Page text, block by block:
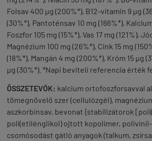
Folsav 400 µg (200%*), B12-vitamin 9 µg
(30%*), Pantoténsav 10 mg (166%*),
Foszfor 105 mg (15%*), Vas 17 mg (121%),
Magnézium 100 mg (26%*), Cink 15 mg
(18%*), Mangán 4 mg (200%*), Króm 15 µg
µg (30%*). *Napi beviteli referencia érték
ÖSSZETEVŐK: kalcium ortofoszforsavval
tömegnövelő szer (cellulózgél),
aszkorbinsav, bevonat {stabilizátorok
poli(etilénglikol) ojtott kopolimer,
csomósodást gátló anyagok (talkum,